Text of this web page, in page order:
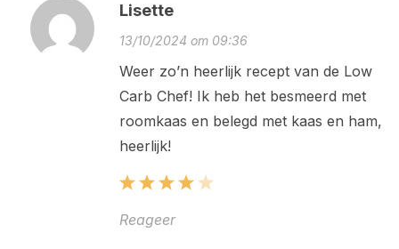
Lisette
13/10/2024 om 09:36
Weer zo’n heerlijk recept van de Low
Carb Chef! Ik heb het besmeerd met
roomkaas en belegd met kaas en ham,
heerlijk!
Reageer